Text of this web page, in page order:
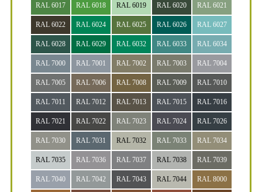
RAL 6017 RAL 6018 RAL 6019 RAL 6020 RAL 6021
RAL 6022 RAL 6024 RAL 6025 RAL 6026 RAL 6027
RAL 6028 RAL 6029 RAL 6032 RAL 6033 RAL 6034
RAL 7000 RAL 7001 RAL 7002 RAL 7003 RAL 7004
RAL 7005 RAL 7006 RAL 7008 RAL 7009 RAL 7010
RAL 7011 RAL 7012 RAL 7013 RAL 7015 RAL 7016
RAL 7021 RAL 7022 RAL 7023 RAL 7024 RAL 7026
RAL 7030 RAL 7031 RAL 7032 RAL 7033 RAL 7034
RAL 7035 RAL 7036 RAL 7037 RAL 7038 RAL 7039
RAL 7040 RAL 7042 RAL 7043 RAL 7044 RAL 8000